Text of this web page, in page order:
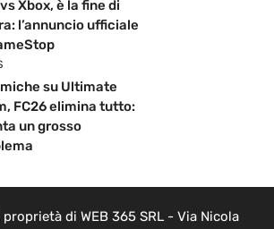
Xbox, è la fine di
l’annuncio ufficiale
su Ultimate
FC26 elimina tutto:
un grosso
di WEB 365 SRL - Via Nicola